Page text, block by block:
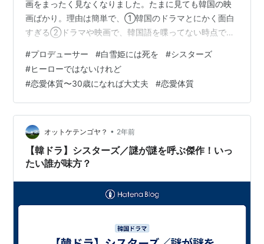
画をまったく見なくなりました。たまに見ても韓国の映
画ばかり。理由は簡単で、①韓国のドラマとにかく面白
すぎる②ドラマや映画で、韓国語を喋ってない時点でも
と出会いました。その中で、僕が大好きだったベスト5を
選びました。 第５位／プロデューサー
www.youtube.com キム・スヒョン、チャ・テヒョン、
コン・ヒョジン、IUの４人が主演、その他豪華カメオ出
演多数。実際のテレビ局（KBS）を舞台に、当時実際に
放映されていた人気番組「１泊２日」や「ミ…
#プロデューサー #白雪姫には死を #シスターズ
#ヒーローではないけれど
#恋愛体質〜30歳になれば大丈夫 #恋愛体質
オットケテンゴヤ？ • 2年前
【韓ドラ】シスターズ／謎が謎を呼ぶ傑作！いっ
たい誰が味方？